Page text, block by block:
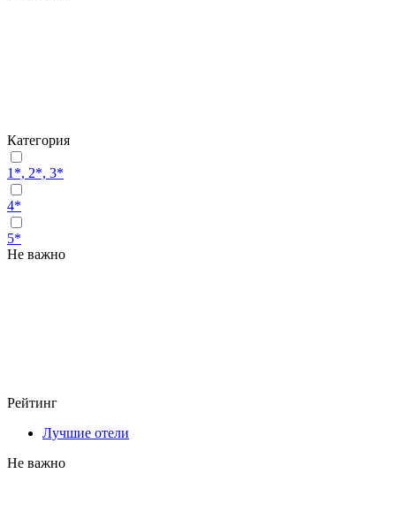
Категория
1*, 2*, 3*
4*
5*
Не важно
Рейтинг
Лучшие отели
Не важно